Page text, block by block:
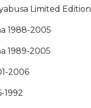
Limited Edition
1988-2005
1989-2005
2006
1992